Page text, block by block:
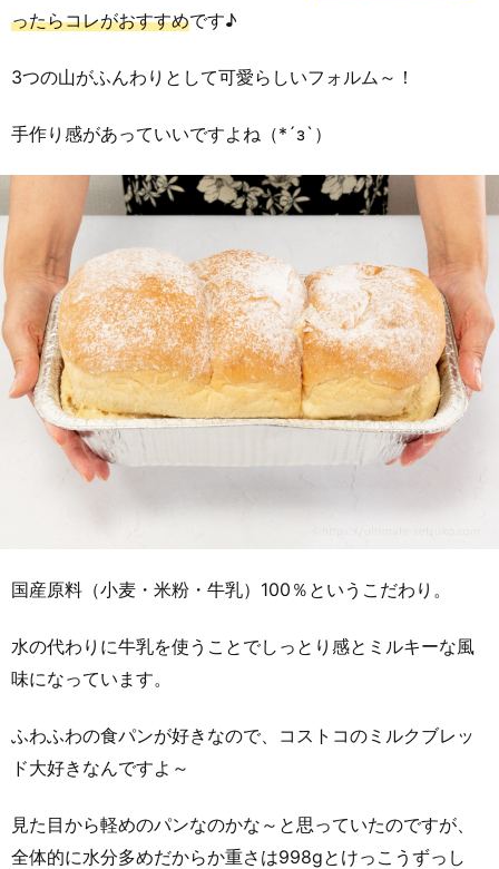
ったらコレがおすすめです♪
3つの山がふんわりとして可愛らしいフォルム～！
手作り感があっていいですよね（*´з`）
国産原料（小麦・米粉・牛乳）100％というこだわり。
水の代わりに牛乳を使うことでしっとり感とミルキーな風
味になっています。
ふわふわの食パンが好きなので、コストコのミルクブレッ
ド大好きなんですよ～
見た目から軽めのパンなのかな～と思っていたのですが、
全体的に水分多めだからか重さは998gとけっこうずっし